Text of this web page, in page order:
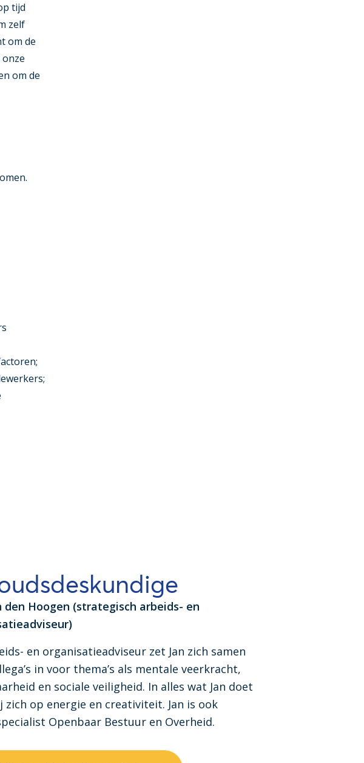
tijd
zelf
om de
om de
den Hoogen (strategisch arbeids- en
en organisatieadviseur zet Jan zich samen
in voor thema’s als mentale veerkracht,
en sociale veiligheid. In alles wat Jan doet
zich op energie en creativiteit. Jan is ook
Openbaar Bestuur en Overheid.